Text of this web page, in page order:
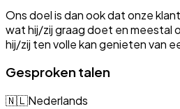
Ons doel is dan ook dat onze
wat hij/zij graag doet en meestal
hij/zij ten volle kan genieten van
Gesproken talen
🇳🇱Nederlands